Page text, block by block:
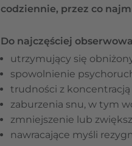
codziennie, przez co
Do najczęściej
utrzymujący się
spowolnienie
trudności z
zaburzenia snu, w tym
zmniejszenie lub
nawracające myśli